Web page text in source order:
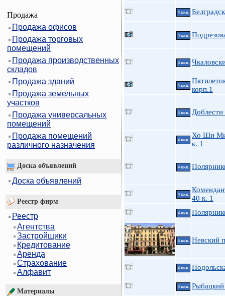
Продажа
Продажа офисов
Продажа торговых
помещений
Продажа производственных
складов
Продажа зданий
Продажа земельных
участков
Продажа универсальных
помещений
Продажа помещений
различного назначения
Доска объявлений
Доска объявлений
Реестр фирм
Реестр
Агентства
Застройщики
Кредитование
Аренда
Страхование
Алфавит
Материалы
4 ккв.
4 ккв.
4 ккв.
4 ккв.
корп.1
4 ккв.
4 ккв.
Хо Ши
к. 1
4 ккв.
4 ккв.
40 к. 1
4 ккв.
4 ккв. Невский
4 ккв.
4 ккв.